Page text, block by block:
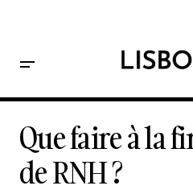
Home Que faire à la fin des 10 ans
Que faire à la
de RNH ?